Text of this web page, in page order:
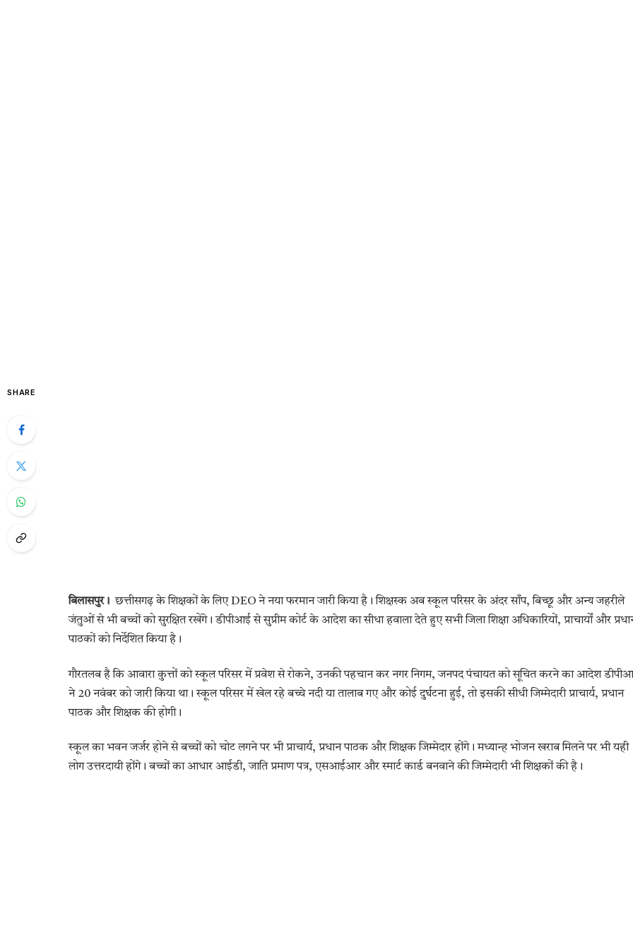
SHARE
बिलासपुर।छत्तीसगढ़ के शिक्षकों के लिए DEO ने नया फरमान जारी किया है। शिक्षस्क अब स्कूल परिसर के अंदर साँप, बिच्छू और अन्य जहरीले
जंतुओं से भी बच्चों को सुरक्षित रखेंगे। डीपीआई से सुप्रीम कोर्ट के आदेश का सीधा हवाला देते हुए सभी जिला शिक्षा अधिकारियों, प्राचार्यों और
पाठकों को निर्देशित किया है।
गौरतलब है कि आवारा कुत्तों को स्कूल परिसर में प्रवेश से रोकने, उनकी पहचान कर नगर निगम, जनपद पंचायत को सूचित करने का आदेश
ने 20 नवंबर को जारी किया था। स्कूल परिसर में खेल रहे बच्चे नदी या तालाब गए और कोई दुर्घटना हुई, तो इसकी सीधी जिम्मेदारी प्राचार्य, प्रधान
पाठक और शिक्षक की होगी।
स्कूल का भवन जर्जर होने से बच्चों को चोट लगने पर भी प्राचार्य, प्रधान पाठक और शिक्षक जिम्मेदार होंगे। मध्यान्ह भोजन खराब मिलने पर भी यही
लोग उत्तरदायी होंगे। बच्चों का आधार आईडी, जाति प्रमाण पत्र, एसआईआर और स्मार्ट कार्ड बनवाने की जिम्मेदारी भी शिक्षकों की है।